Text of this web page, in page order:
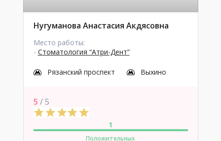
Нугуманова Анастасия Акдясовна
Место работы:
- Стоматология “Атри-Дент”
Рязанский проспект Выхино
5 / 5
1
Положительных